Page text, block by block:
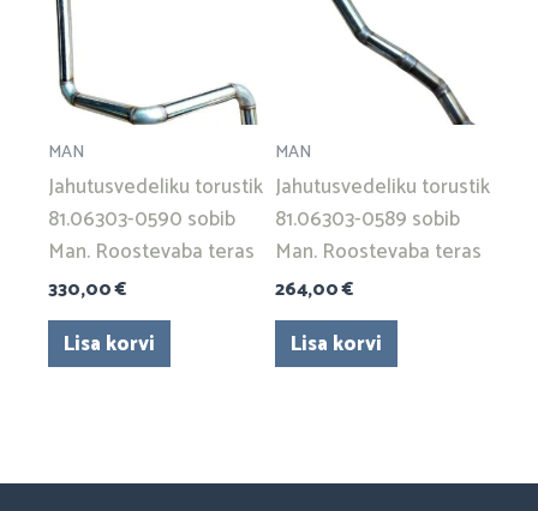
MAN
Jahutusvedeliku torustik
81.06303-0590 sobib
Man. Roostevaba teras
330,00€
Lisa korvi
MAN
Jahutusvedeliku torustik
81.06303-0589 sobib
Man. Roostevaba teras
264,00€
Lisa korvi